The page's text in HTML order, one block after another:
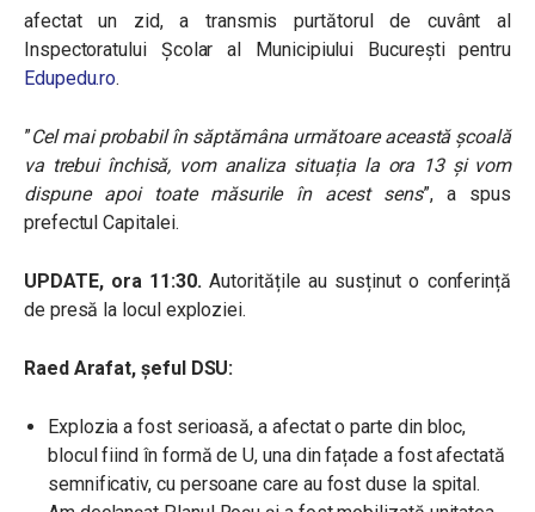
afectat un zid, a transmis purtătorul de cuvânt al
Inspectoratului Școlar al Municipiului București pentru
Edupedu.ro.
”Cel mai probabil în săptămâna următoare această școală
va trebui închisă, vom analiza situația la ora 13 și vom
dispune apoi toate măsurile în acest sens”, a spus
prefectul Capitalei.
UPDATE, ora 11:30.Autoritățile au susținut o conferință
de presă la locul exploziei.
Raed Arafat, șeful DSU:
Explozia a fost serioasă, a afectat o parte din bloc,
blocul fiind în formă de U, una din fațade a fost afectată
semnificativ, cu persoane care au fost duse la spital.